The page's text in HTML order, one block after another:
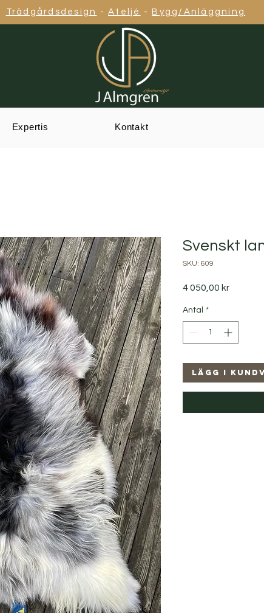
Trädgårdsdesign -Ateljé - Bygg/Anläggning
Expertis Kontakt
Svenskt
SKU: 609
4 050,00 krPris
Antal *
Lägg i